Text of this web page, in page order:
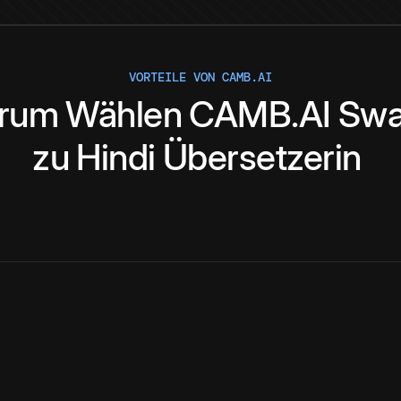
VORTEILE VON CAMB.AI
Wählen CAMB.AI
zu Hindi Übersetzerin